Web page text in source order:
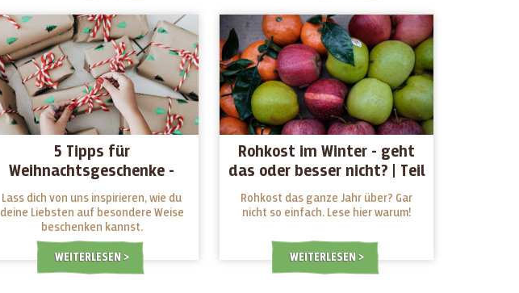
5 Tipps für
Weihnachtsgeschenke -
Glücklich und gesund
Schenken
Lass dich von uns inspirieren, wie du
deine Liebsten auf besondere Weise
beschenken kannst.
WEITERLESEN
Rohkost im Winter - geht
das oder besser nicht? | Teil
2
Rohkost das ganze Jahr über? Gar
nicht so einfach. Lese hier warum!
WEITERLESEN